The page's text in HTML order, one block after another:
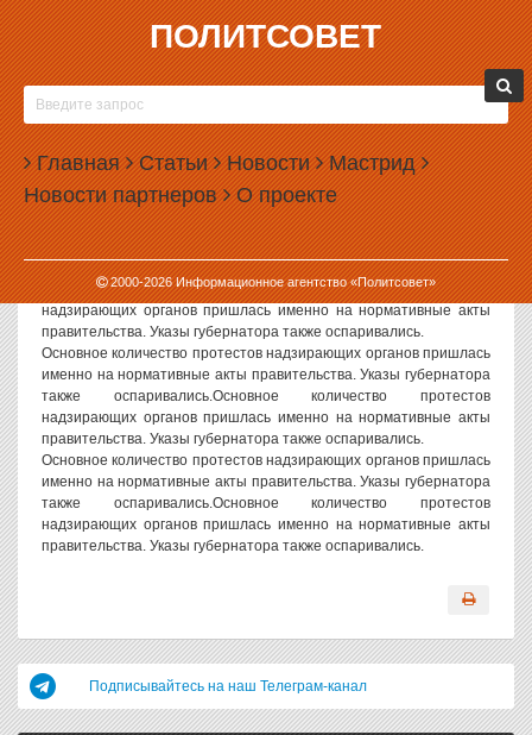
ПОЛИТСОВЕТ
Главная Статьи Новости Мастрид
Новости партнеров О проекте
2000-2026Информационное агентство «Политсовет»
29.03.2003, 09:36
ОСНОВНОЕ КОЛИЧЕСТВО ПРОТЕСТОВ
НАДЗИРАЮЩИХ ОРГАНОВ ПРИШЛАСЬ
ИМЕННО НА НОРМАТИВНЫЕ АКТЫ
ПРАВИТЕЛЬСТВА. УКАЗЫ ГУБЕРНАТОРА
ТАКЖЕ ОСПАРИВАЛИСЬ.
Основное количество протестов надзирающих органов пришлась
именно на нормативные акты правительства. Указы губернатора
также оспаривались.Основное количество протестов
надзирающих органов пришлась именно на нормативные акты
правительства. Указы губернатора также оспаривались.
Основное количество протестов надзирающих органов пришлась
именно на нормативные акты правительства. Указы губернатора
также оспаривались.Основное количество протестов
надзирающих органов пришлась именно на нормативные акты
правительства. Указы губернатора также оспаривались.
Основное количество протестов надзирающих органов пришлась
именно на нормативные акты правительства. Указы губернатора
также оспаривались.Основное количество протестов
надзирающих органов пришлась именно на нормативные акты
правительства. Указы губернатора также оспаривались.
Подписывайтесь на наш Телеграм-канал